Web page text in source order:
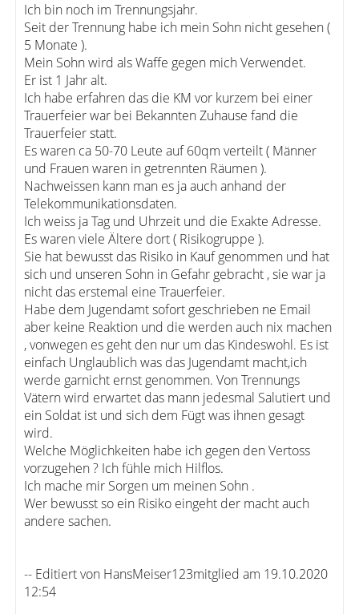
Ich bin noch im Trennungsjahr.
Seit der Trennung habe ich mein Sohn nicht gesehen (
5 Monate ).
Mein Sohn wird als Waffe gegen mich Verwendet.
Er ist 1 Jahr alt.
Ich habe erfahren das die KM vor kurzem bei einer
Trauerfeier war bei Bekannten Zuhause fand die
Trauerfeier statt.
Es waren ca 50-70 Leute auf 60qm verteilt ( Männer
und Frauen waren in getrennten Räumen ).
Nachweissen kann man es ja auch anhand der
Telekommunikationsdaten.
Ich weiss ja Tag und Uhrzeit und die Exakte Adresse.
Es waren viele Ältere dort ( Risikogruppe ).
Sie hat bewusst das Risiko in Kauf genommen und hat
sich und unseren Sohn in Gefahr gebracht , sie war ja
nicht das erstemal eine Trauerfeier.
Habe dem Jugendamt sofort geschrieben ne Email
aber keine Reaktion und die werden auch nix machen
, vonwegen es geht den nur um das Kindeswohl. Es ist
einfach Unglaublich was das Jugendamt macht,ich
werde garnicht ernst genommen. Von Trennungs
Vätern wird erwartet das mann jedesmal Salutiert und
ein Soldat ist und sich dem Fügt was ihnen gesagt
wird.
Welche Möglichkeiten habe ich gegen den Vertoss
vorzugehen ? Ich fühle mich Hilflos.
Ich mache mir Sorgen um meinen Sohn .
Wer bewusst so ein Risiko eingeht der macht auch
andere sachen.
-- Editiert von HansMeiser123mitglied am 19.10.2020
12:54